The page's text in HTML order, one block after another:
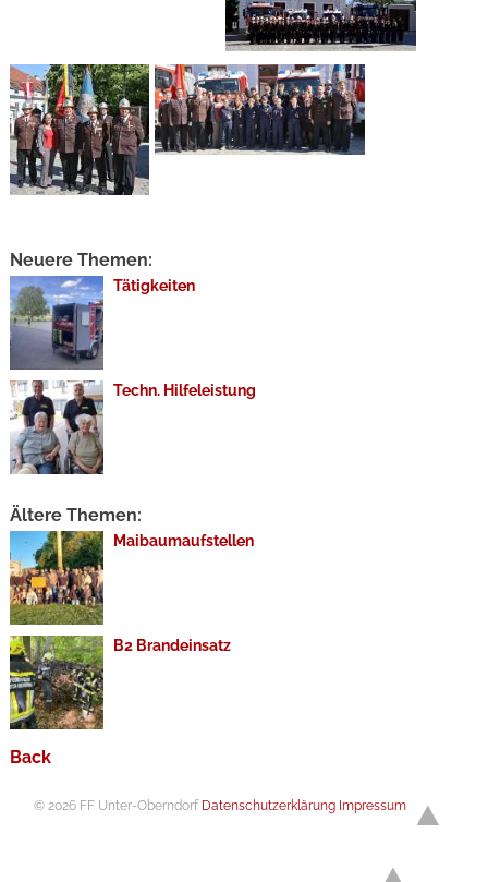
Neuere Themen:
Tätigkeiten
Techn. Hilfeleistung
Ältere Themen:
Maibaumaufstellen
B2 Brandeinsatz
Back
© 2026 FF Unter-Oberndorf Datenschutzerklärung Impressum